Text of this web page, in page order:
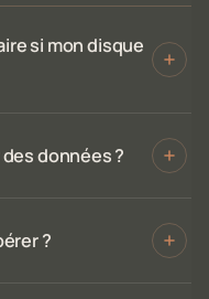
si mon disque
données ?
?